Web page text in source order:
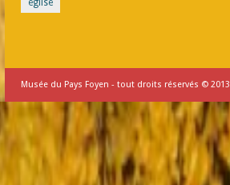
église
Musée du Pays Foyen - tout droits réservés © 2013